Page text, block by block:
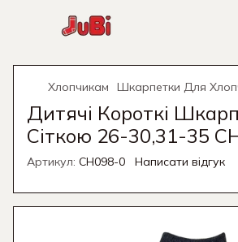
Хлопчикам Шкарпетки Для
Дитячі Короткі
Сіткою 26-30,31-35
Артикул: CH098-0 Написати відгук